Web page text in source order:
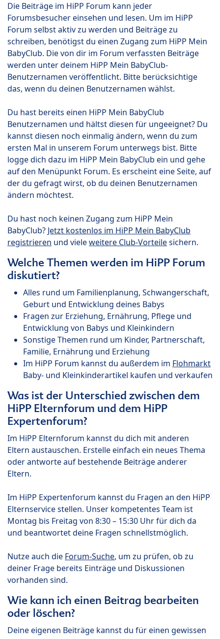
Die Beiträge im HiPP Forum kann jeder
Forumsbesucher einsehen und lesen. Um im HiPP
Forum selbst aktiv zu werden und Beiträge zu
schreiben, benötigst du einen Zugang zum HiPP Mein
BabyClub. Die von dir im Forum verfassten Beiträge
werden unter deinem HiPP Mein BabyClub-
Benutzernamen veröffentlicht. Bitte berücksichtige
das, wenn du deinen Benutzernamen wählst.
Du hast bereits einen HiPP Mein BabyClub
Benutzernamen und hältst diesen für ungeeignet? Du
kannst diesen noch einmalig ändern, wenn du zum
ersten Mal in unserem Forum unterwegs bist. Bitte
logge dich dazu im HiPP Mein BabyClub ein und gehe
auf den Menüpunkt Forum. Es erscheint eine Seite, auf
der du gefragt wirst, ob du deinen Benutzernamen
ändern möchtest.
Du hast noch keinen Zugang zum HiPP Mein
BabyClub? Jetzt kostenlos im HiPP Mein BabyClub
registrieren und vieleweitere Club-Vorteilesichern.
Welche Themen werden im HiPP Forum
diskutiert?
Alles rund um Familienplanung, Schwangerschaft,
Geburt und Entwicklung deines Babys
Fragen zur Erziehung, Ernährung, Pflege und
Entwicklung von Babys und Kleinkindern
Sonstige Themen rund um Kinder, Partnerschaft,
Familie, Ernährung und Erziehung
Im HiPP Forum kannst du außerdem im Flohmarkt
Baby- und Kleinkinderartikel kaufen und verkaufen
Was ist der Unterschied zwischen dem
HiPP Elternforum und dem HiPP
Expertenforum?
Im HiPP Elternforum kannst du dich mit anderen
Eltern austauschen. Erstelle einfach ein neues Thema
oder antworte auf bestehende Beiträge anderer
Eltern.
Im HiPP Expertenforum kannst du Fragen an den HiPP
Elternservice stellen. Unser kompetentes Team ist
Montag bis Freitag von 8:30 – 15:30 Uhr für dich da
und beantwortet deine Fragen schnellstmöglich.
Nutze auch die Forum-Suche, um zu prüfen, ob zu
deiner Frage bereits Einträge und Diskussionen
vorhanden sind.
Wie kann ich einen Beitrag bearbeiten
oder löschen?
Deine eigenen Beiträge kannst du für einen gewissen